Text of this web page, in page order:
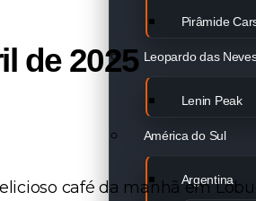
Pirâmide
Leopardo das
Lenin Peak
América do Sul
Argentina
de 2025
café da manhã em